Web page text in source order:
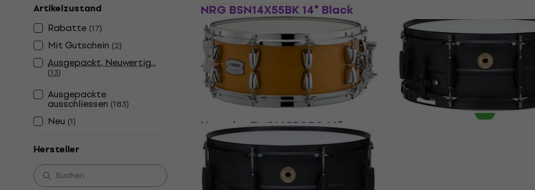
Artikelzustand
Rabatte (17)
Mit Gutschein (2)
Ausgepackt, Neuwertig...
(13)
Ausgepackte
ausschliessen (183)
Neu (1)
Hersteller
NRG BSN14X55BK 14" Black
Kleine Trommel
Kleine Trommel
5/5
€ 48,90
Auf Lager
NRG BSN14X55 14"
Trommel
Kleine Trommel
€ 48,30 € 48,90
Auf Lager
Yamaha TMS1455CRS 14"
Caramel Satin Kleine Trommel
Kleine Trommel
5
€ 389
Tama BST1455BK